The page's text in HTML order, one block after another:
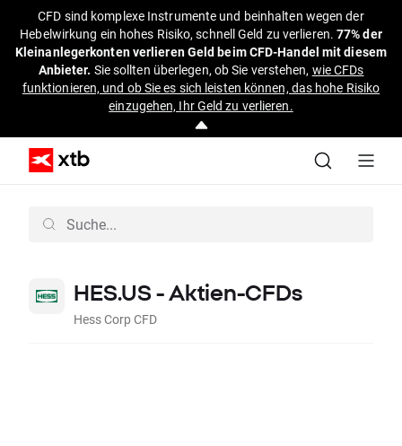
CFD sind komplexe Instrumente und beinhalten wegen der
Hebelwirkung ein hohes Risiko, schnell Geld zu verlieren.77% der
Kleinanlegerkonten verlieren Geld beim CFD-Handel mit diesem
Anbieter. Sie sollten überlegen, ob Sie verstehen, wie CFDs
funktionieren, und ob Sie es sich leisten können, das hohe Risiko
einzugehen, Ihr Geld zu verlieren.
HES.US - Aktien-CFDs
Hess Corp CFD